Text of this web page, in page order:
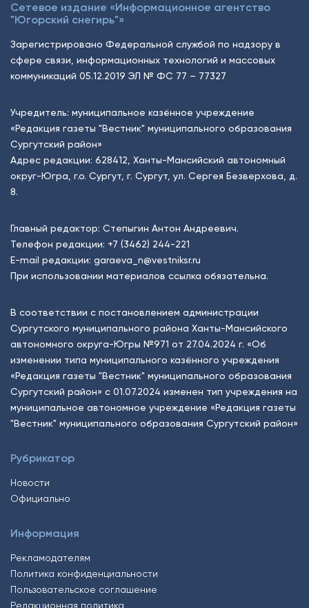
Сетевое издание «Информационное агентство
"Югорский снегирь"»
Зарегистрировано Федеральной службой по надзору в
сфере связи, информационных технологий и массовых
коммуникаций 05.12.2019 ЭЛ № ФС 77 – 77327
Учредитель: муниципальное казённое учреждение
«Редакция газеты "Вестник" муниципального образования
Сургутский район»
Адрес редакции: 628412, Ханты-Мансийский автономный
округ-Югра, г.о. Сургут, г. Сургут, ул. Сергея Безверхова, д.
8.
Главный редактор: Степыгин Антон Андреевич.
Телефон редакции: +7 (3462) 244-221
E-mail редакции: garaeva_n@vestniksr.ru
При использовании материалов ссылка обязательна.
В соответствии с постановлением администрации
Сургутского муниципального района Ханты-Мансийского
автономного округа-Югры №971 от 27.04.2024 г. «Об
изменении типа муниципального казённого учреждения
«Редакция газеты "Вестник" муниципального образования
Сургутский район» с 01.07.2024 изменен тип учреждения на
муниципальное автономное учреждение «Редакция газеты
"Вестник" муниципального образования Сургутский район»
Рубрикатор
Новости
Официально
Информация
Рекламодателям
Политика конфиденциальности
Пользовательское соглашение
Редакционная политика